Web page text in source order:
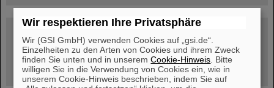
geöffnet Di – Fr,
12 – 17 Uhr
Sa, 11.07.26, 10:30-16:00 Uhr
Ernst-Ludwig-Str. 22
Innenstadt Darmstadt
Wir respektieren Ihre Privatsphäre
Wir (GSI GmbH) verwenden Cookies auf „gsi.de“.
Einzelheiten zu den Arten von Cookies und ihrem Zweck
finden Sie unten und in unseremCookie-Hinweis . Bitte
willigen Sie in die Verwendung von Cookies ein, wie in
unserem Cookie-Hinweis beschrieben, indem Sie auf